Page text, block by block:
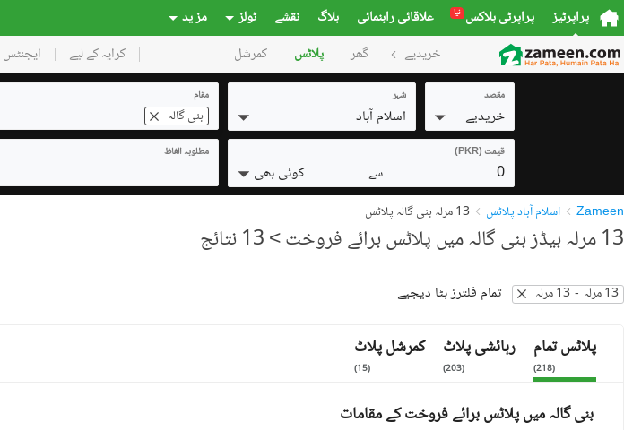
پراپرٹیز پراپرٹی بلاکس نیا علاقائی راہنمائی بلاگ نقشے ٹولز مز ید
خریدیے گھر پلاٹس کمرشل کرایہ کے لیے ایجنٹس
مقصد
خریدیے
شہر
اسلام آباد
مقام
بنی گالہ
قیمت (PKR)
0 سے کوئی بھی
مطلوبہ الفاظ
Zameen اسلام آباد پلاٹس 13 مرلہ بنی گالہ پلاٹس
13 مرلہ بیڈز بنی گالہ میں پلاٹس برائے فروخت > 13 نتائج
13 مرلہ - 13 مرلہ تمام فلترز ہٹا دیجیے
پلاٹس تمام
(
218
)
رہائشی پلاٹ
(
203
)
کمرشل پلاٹ
(
15
)
بنی گالہ میں پلاٹس برائے فروخت کے مقامات